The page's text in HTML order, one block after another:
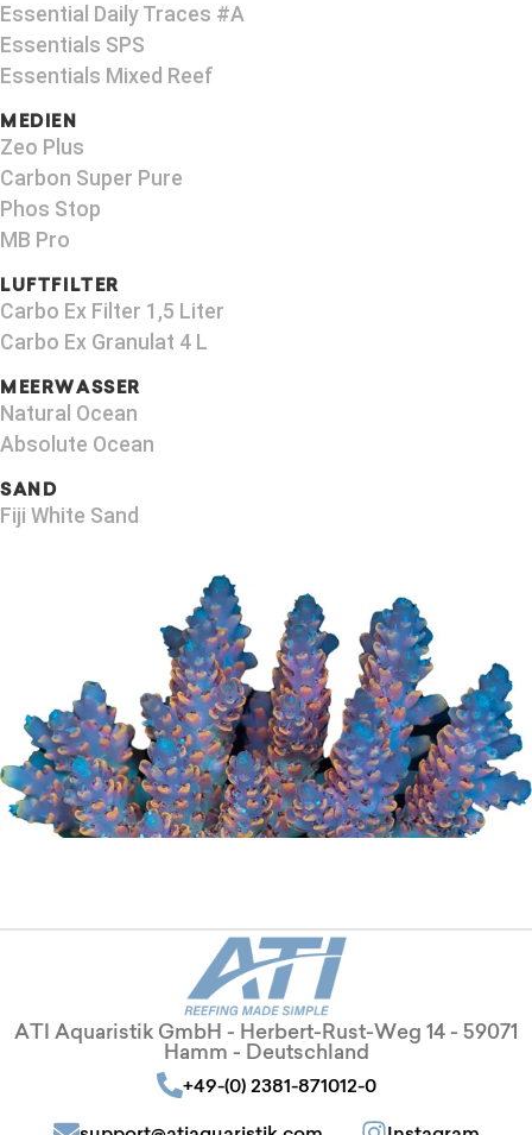
Essential Daily Traces #A
Essentials SPS
Essentials Mixed Reef
MEDIEN
Zeo Plus
Carbon Super Pure
Phos Stop
MB Pro
LUFTFILTER
Carbo Ex Filter 1,5 Liter
Carbo Ex Granulat 4 L
MEERWASSER
Natural Ocean
Absolute Ocean
SAND
Fiji White Sand
ATI Aquaristik GmbH - Herbert-Rust-Weg 14 - 59071
Hamm - Deutschland
+49-(0) 2381-871012-0